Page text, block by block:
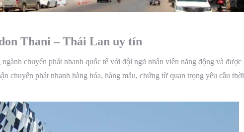
Thani – Thái Lan uy tín
chuyển phát nhanh quốc tế với đội ngũ nhân viên năng động và được
chuyển phát nhanh hàng hóa, hàng mẫu, chứng từ quan trọng yêu cầu thời